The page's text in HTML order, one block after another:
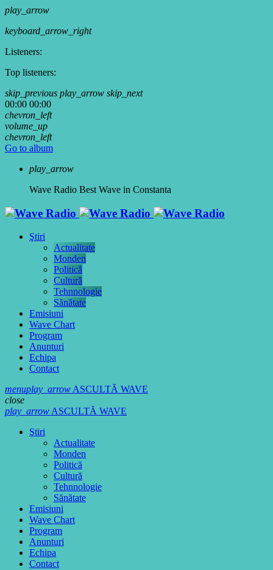
play_arrow
keyboard_arrow_right
Listeners:
Top listeners:
skip_previous play_arrow skip_next
00:00 00:00
chevron_left
volume_up
chevron_left
Go to album
play_arrow
Wave Radio Best Wave in Constanta
Ştiri
Actualitate
Monden
Politică
Cultură
Tehnnologie
Sănătate
Emisiuni
Wave Chart
Program
Anunturi
Echipa
Contact
menuplay_arrowASCULTĂ WAVE
close
play_arrowASCULTĂ WAVE
Ştiri
Actualitate
Monden
Politică
Cultură
Tehnnologie
Sănătate
Emisiuni
Wave Chart
Program
Anunturi
Echipa
Contact